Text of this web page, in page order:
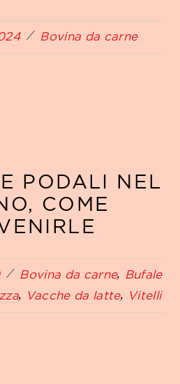
Bovina da carne
PODALI NEL
COME
Bovina da carne
Bufale
Vacche da latte Vitelli